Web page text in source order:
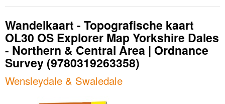
Wandelkaart - Topografische kaart
OL30 OS Explorer Map Yorkshire Dales
- Northern & Central Area | Ordnance
Survey (9780319263358)
Wensleydale & Swaledale